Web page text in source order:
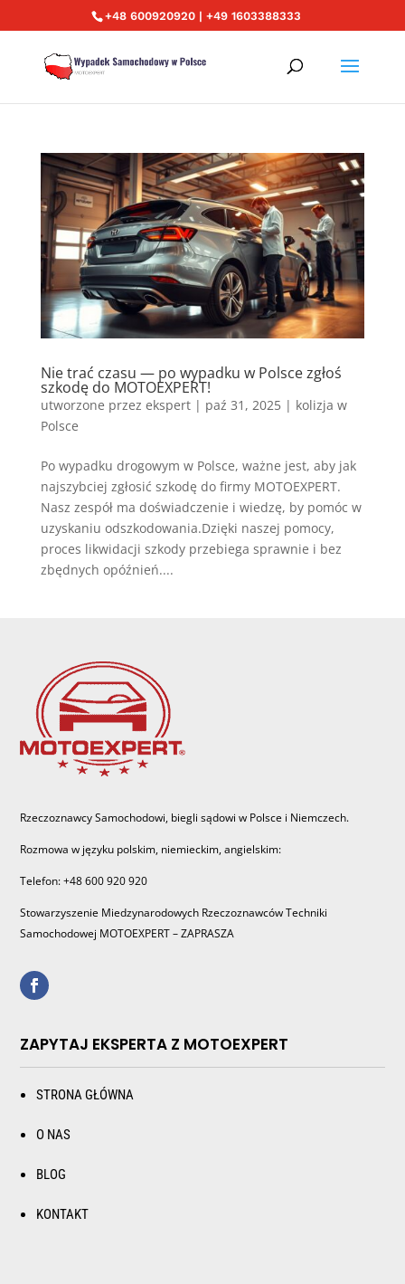
+48 600920920 | +49 1603388333
Nie trać czasu — po wypadku w Polsce zgłoś
szkodę do MOTOEXPERT!
utworzone przez ekspert| paź 31, 2025| kolizja w
Polsce
Po wypadku drogowym w Polsce, ważne jest, aby jak
najszybciej zgłosić szkodę do firmy MOTOEXPERT.
Nasz zespół ma doświadczenie i wiedzę, by pomóc w
uzyskaniu odszkodowania.Dzięki naszej pomocy,
proces likwidacji szkody przebiega sprawnie i bez
zbędnych opóźnień....
Rzeczoznawcy Samochodowi, biegli sądowi w Polsce i Niemczech.
Rozmowa w języku polskim, niemieckim, angielskim:
Telefon: +48 600 920 920
Stowarzyszenie Miedzynarodowych Rzeczoznawców Techniki
Samochodowej MOTOEXPERT – ZAPRASZA
ZAPYTAJ EKSPERTA Z MOTOEXPERT
STRONA GŁÓWNA
O NAS
BLOG
KONTAKT